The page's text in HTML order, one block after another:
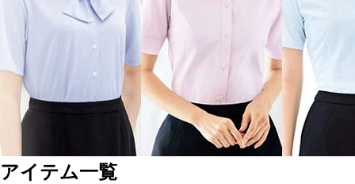
アイテム一覧